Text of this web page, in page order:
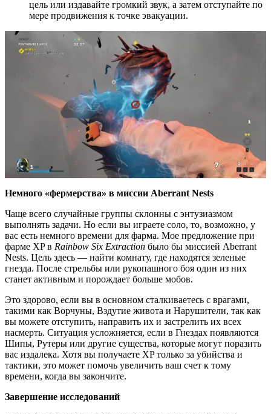
цель или издавайте громкий звук, а затем отступайте по
мере продвижения к точке эвакуации.
Немного «фермерства» в миссии Aberrant Nests
Чаще всего случайные группы склонны с энтузиазмом
выполнять задачи. Но если вы играете соло, то, возможно, у
вас есть немного времени для фарма. Мое предложение при
фарме XP в Rainbow Six Extraction было бы миссией Aberrant
Nests. Цель здесь — найти комнату, где находятся зеленые
гнезда. После стрельбы или рукопашного боя один из них
станет активным и порождает больше мобов.
Это здорово, если вы в основном сталкиваетесь с врагами,
такими как Ворчуны, Вздутие живота и Нарушители, так как
вы можете отступить, направить их и застрелить их всех
насмерть. Ситуация усложняется, если в Гнездах появляются
Шипы, Рутеры или другие существа, которые могут поразить
вас издалека. Хотя вы получаете XP только за убийства и
тактики, это может помочь увеличить ваш счет к тому
времени, когда вы закончите.
Завершение исследований